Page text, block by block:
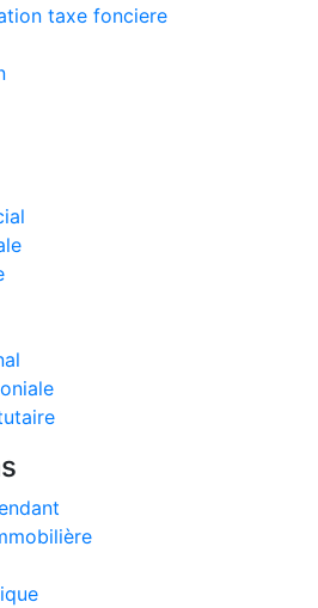
taxe fonciere